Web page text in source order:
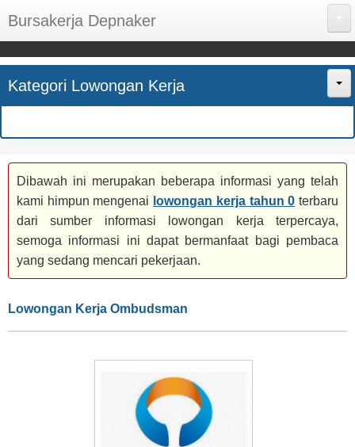
Bursakerja Depnaker
About Me
Disclaimer
Contact Us
Kategori Lowongan Kerja
CPNS
BUMN
SMK
SMA
S1
Dibawah ini merupakan beberapa informasi yang telah
kami himpun mengenai lowongan kerja tahun 0 terbaru
dari sumber informasi lowongan kerja terpercaya,
semoga informasi ini dapat bermanfaat bagi pembaca
yang sedang mencari pekerjaan.
Lowongan Kerja Ombudsman